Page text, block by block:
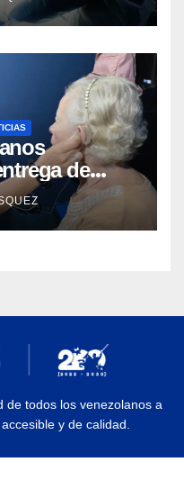
de
el Centro de
de todos los venezolanos a
y de calidad.